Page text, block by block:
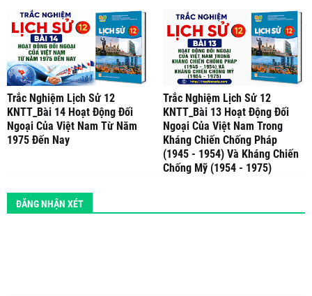
Trắc Nghiệm Lịch Sử 12
KNTT_Bài 14 Hoạt Động Đối
Ngoại Của Việt Nam Từ Năm
1975 Đến Nay
Trắc Nghiệm Lịch Sử 12
KNTT_Bài 13 Hoạt Động Đối
Ngoại Của Việt Nam Trong
Kháng Chiến Chống Pháp
(1945 - 1954) Và Kháng Chiến
Chống Mỹ (1954 - 1975)
ĐĂNG NHẬN XÉT